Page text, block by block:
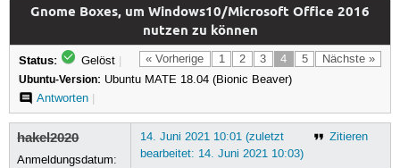
Gnome Boxes, um Windows10/Microsoft Office 2016
nutzen zu können
« Vorherige 1 2 3 4 5 Nächste »
Status: Gelöst |
Ubuntu-Version: Ubuntu MATE 18.04 (Bionic Beaver)
Antworten|
hakel2020
Anmeldungsdatum:
Zitieren
14. Juni 2021 10:01 (zuletzt
bearbeitet: 14. Juni 2021 10:03)